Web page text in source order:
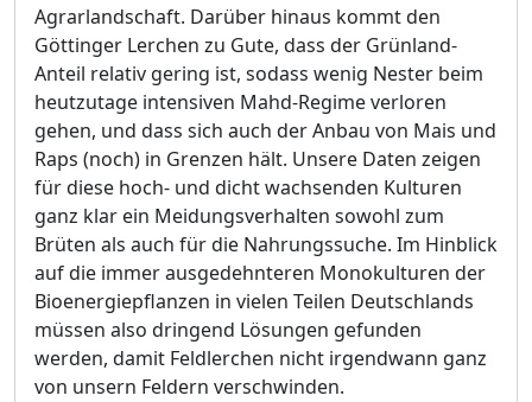
Agrarlandschaft. Darüber hinaus kommt den
Göttinger Lerchen zu Gute, dass der Grünland-
Anteil relativ gering ist, sodass wenig Nester beim
heutzutage intensiven Mahd-Regime verloren
gehen, und dass sich auch der Anbau von Mais und
Raps (noch) in Grenzen hält. Unsere Daten zeigen
für diese hoch- und dicht wachsenden Kulturen
ganz klar ein Meidungsverhalten sowohl zum
Brüten als auch für die Nahrungssuche. Im Hinblick
auf die immer ausgedehnteren Monokulturen der
Bioenergiepflanzen in vielen Teilen Deutschlands
müssen also dringend Lösungen gefunden
werden, damit Feldlerchen nicht irgendwann ganz
von unsern Feldern verschwinden.